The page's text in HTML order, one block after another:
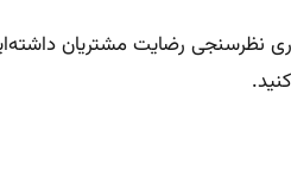
نظرسنجی رضایت مشتریان